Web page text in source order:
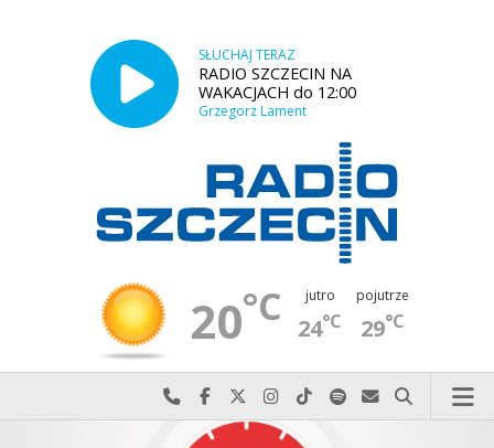
SŁUCHAJ TERAZ
RADIO SZCZECIN NA
WAKACJACH do 12:00
Grzegorz Lament
20°C jutro
24°C
pojutrze
29°C
Najlepiej po prostu do nas zadzwoń
Odwiedź nas na Facebook-u
Odwiedź nas na X
Odwiedź nas na Instagram-ie
Odwiedź nas na TikTok-u
Szukaj nas na Spotify
Wyślij do nas
Szukaj